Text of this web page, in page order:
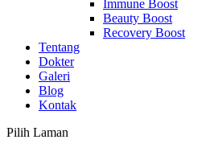
Immune Boost
Beauty Boost
Recovery Boost
Tentang
Dokter
Galeri
Blog
Kontak
Pilih Laman